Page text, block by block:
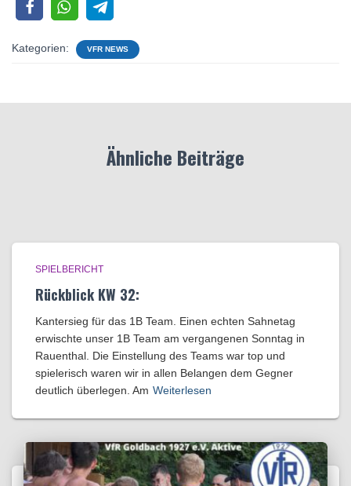
Kategorien: VFR NEWS
Ähnliche Beiträge
SPIELBERICHT
Rückblick KW 32:
Kantersieg für das 1B Team. Einen echten Sahnetag
erwischte unser 1B Team am vergangenen Sonntag in
Rauenthal. Die Einstellung des Teams war top und
spielerisch waren wir in allen Belangen dem Gegner
deutlich überlegen. Am Weiterlesen